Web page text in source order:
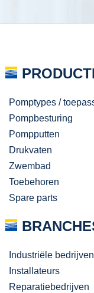
Pomptypes /
Pompbesturing
Pompputten
Drukvaten
Zwembad
Toebehoren
Spare parts
Industriële bedrijven
Installateurs
Reparatiebedrijven